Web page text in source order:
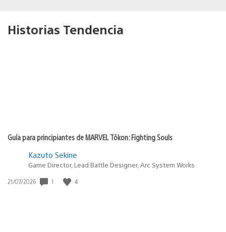
Historias Tendencia
Guía para principiantes de MARVEL Tōkon: Fighting Souls
Kazuto Sekine
Game Director, Lead Battle Designer, Arc System Works
Fecha
21/07/2026 1 4